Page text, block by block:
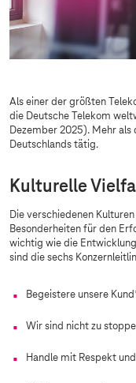
Als einer der größten
die Deutsche Telekom
Dezember 2025). Mehr
Deutschlands tätig.
Kulturelle
Die verschiedenen
Besonderheiten für den
wichtig wie die
sind die sechs
Begeistere unsere
Wir sind nicht zu
Handle mit Respekt